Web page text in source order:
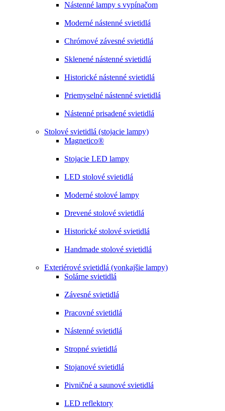
Nástenné lampy s vypínačom
Moderné nástenné svietidlá
Chrómové závesné svietidlá
Sklenené nástenné svietidlá
Historické nástenné svietidlá
Priemyselné nástenné svietidlá
Nástenné prisadené svietidlá
Stolové svietidlá (stojacie lampy)
Magnetico®
Stojacie LED lampy
LED stolové svietidlá
Moderné stolové lampy
Drevené stolové svietidlá
Historické stolové svietidlá
Handmade stolové svietidlá
Exteriérové svietidlá (vonkajšie lampy)
Solárne svietidlá
Závesné svietidlá
Pracovné svietidlá
Nástenné svietidlá
Stropné svietidlá
Stojanové svietidlá
Pivničné a saunové svietidlá
LED reflektory